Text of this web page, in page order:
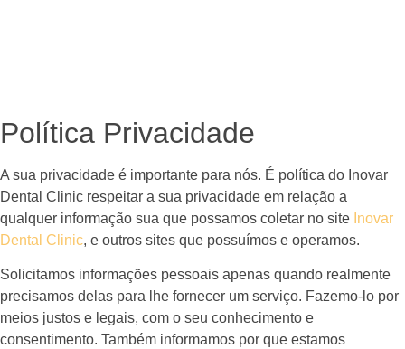
Política Privacidade
A sua privacidade é importante para nós. É política do Inovar
Dental Clinic respeitar a sua privacidade em relação a
qualquer informação sua que possamos coletar no site Inovar
Dental Clinic, e outros sites que possuímos e operamos.
Solicitamos informações pessoais apenas quando realmente
precisamos delas para lhe fornecer um serviço. Fazemo-lo por
meios justos e legais, com o seu conhecimento e
consentimento. Também informamos por que estamos